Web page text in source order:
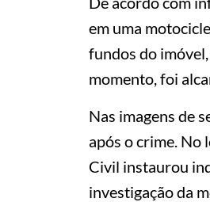
em uma
fundos do
momento, foi
Nas imagens de
após o crime. No
Civil instaurou
investigação da